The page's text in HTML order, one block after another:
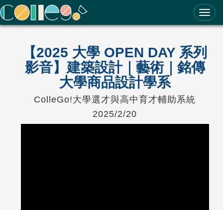
ColleGo! 大學選才與高中育才輔助系統
【2025 大學 OPEN DAY 系列
影音】建築設計｜藝術｜銘傳
大學商品設計學系
ColleGo!大學選才與高中育才輔助系統
2025/2/20